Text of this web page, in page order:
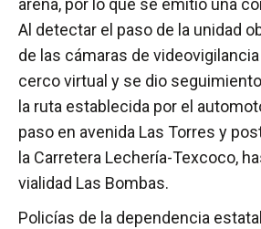
arena, por lo que se emitió una
Al detectar el paso de la unidad
de las cámaras de
cerco virtual y se dio
la ruta establecida por el
paso en avenida Las Torres y
la Carretera Lechería-Texcoco,
vialidad Las Bombas.
Policías de la dependencia